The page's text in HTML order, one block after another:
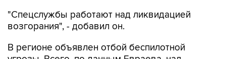
"Спецслужбы работают над ликвидацией
возгорания", - добавил он.
В регионе объявлен отбой беспилотной